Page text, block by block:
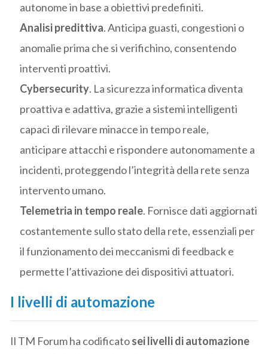
autonome in base a obiettivi predefiniti.
Analisi predittiva. Anticipa guasti, congestioni o
anomalie prima che si verifichino, consentendo
interventi proattivi.
Cybersecurity. La sicurezza informatica diventa
proattiva e adattiva, grazie a sistemi intelligenti
capaci di rilevare minacce in tempo reale,
anticipare attacchi e rispondere autonomamente a
incidenti, proteggendo l’integrità della rete senza
intervento umano.
Telemetria in tempo reale. Fornisce dati aggiornati
costantemente sullo stato della rete, essenziali per
il funzionamento dei meccanismi di feedback e
permette l’attivazione dei dispositivi attuatori.
I livelli di automazione
Il TM Forum ha codificatosei livelli di automazione